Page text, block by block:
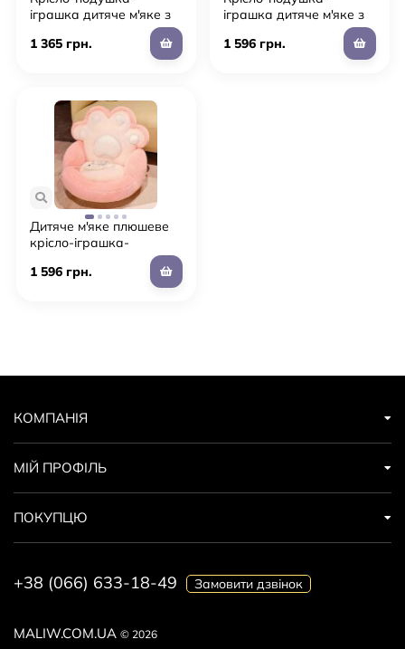
іграшка дитяче м'яке з
підігрівом "Тапа Лапка"
для дівчинки та
1 365 грн.
іграшка дитяче м'яке з
підігрівом "Тапа Лапка"
для дівчинки та
1 596 грн.
Дитяче м'яке плюшеве
крісло-іграшка-
підігрівом, рожева
1 596 грн.
MALIW.COM.UA © 2026
КОМПАНІЯ
МІЙ ПРОФІЛЬ
ПОКУПЦЮ
+38 (066) 633-18-49 Замовити дзвінок